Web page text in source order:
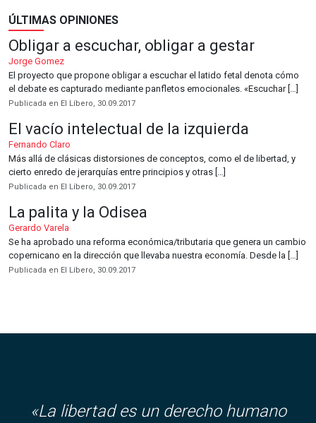
ÚLTIMAS OPINIONES
Obligar a escuchar, obligar a gestar
Jorge Gomez
El proyecto que propone obligar a escuchar el latido fetal denota cómo
el debate es capturado mediante panfletos emocionales. «Escuchar […]
Publicada en El Líbero, 30.09.2017
El vacío intelectual de la izquierda
Fernando Claro
Más allá de clásicas distorsiones de conceptos, como el de libertad, y
cierto enredo de jerarquías entre principios y otras […]
Publicada en El Líbero, 30.09.2017
La palita y la Odisea
Gerardo Varela
Se ha aprobado una reforma económica/tributaria que genera un cambio
copernicano en la dirección que llevaba nuestra economía. Desde la […]
Publicada en El Líbero, 30.09.2017
«La libertad es un derecho humano